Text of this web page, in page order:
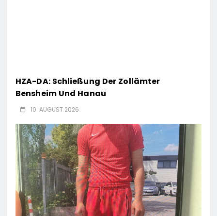
HZA-DA: Schließung Der Zollämter
Bensheim Und Hanau
10. AUGUST 2026